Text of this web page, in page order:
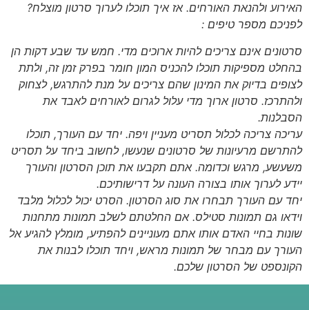
האירוע ולהנאת האורחים. אז איך תוכלו לערוך סרטון מוצלח?
לפניכם מספר טיפים :
סרטונים אינם צריכים להיות ארוכים מדי. חמש עד שבע דקות הן
בהחלט מספיקות תוכלו להכניס המון חומר בפרק זמן זה, ולתת
לצופים בדיוק את המינון שהם צריכים על מנת להתרגש, לצחוק
ולהתרכז. סרטון ארוך מדי עלול לגרום לאורחים לאבד את
הסבלנות.
עריכה צריכה לכלול תסריט מעניין ויפה. יחד עם העורך, תוכלו
להתרשם מרעיונות של סרטונים שנעשו, לחשוב ביחד על תסריט
משעשע, מרגש וכדומה. אתם תקבעו את תוכן הסרטון והעורך
יידע לערוך אותו בצורה העונה על דרישותיכם.
יחד עם העורך תבחרו את סוג הסרטון. הסרט יכול לכלול מלבד
וידאו גם תמונות סטילס. אם החלטתם לשלב תמונות מתחנות
שונות בחיי האדם אותו אתם מעוניינים להפתיע, מומלץ להגיע אל
העורך עם מבחר של תמונות מראש, ויחד תוכלו לבנות את
הקונספט של הסרטון שלכם.